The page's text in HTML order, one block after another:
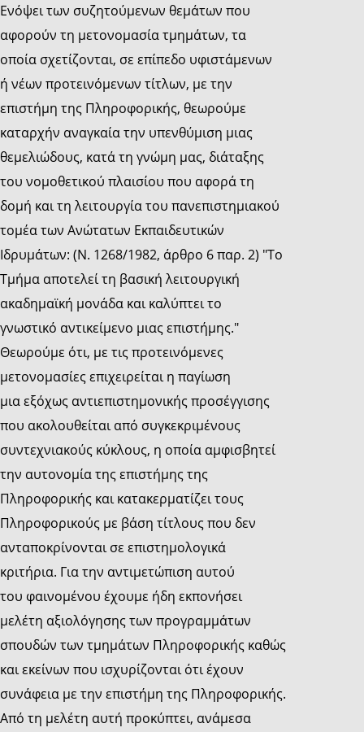
Ενόψει των συζητούμενων θεμάτων που
αφορούν τη μετονομασία τμημάτων, τα
οποία σχετίζονται, σε επίπεδο υφιστάμενων
ή νέων προτεινόμενων τίτλων, με την
επιστήμη της Πληροφορικής, θεωρούμε
καταρχήν αναγκαία την υπενθύμιση μιας
θεμελιώδους, κατά τη γνώμη μας, διάταξης
του νομοθετικού πλαισίου που αφορά τη
δομή και τη λειτουργία του πανεπιστημιακού
τομέα των Ανώτατων Εκπαιδευτικών
Ιδρυμάτων: (Ν. 1268/1982, άρθρο 6 παρ. 2) "Το
Τμήμα αποτελεί τη βασική λειτουργική
ακαδημαϊκή μονάδα και καλύπτει το
γνωστικό αντικείμενο μιας επιστήμης."
Θεωρούμε ότι, με τις προτεινόμενες
μετονομασίες επιχειρείται η παγίωση
μια εξόχως αντιεπιστημονικής προσέγγισης
που ακολουθείται από συγκεκριμένους
συντεχνιακούς κύκλους, η οποία αμφισβητεί
την αυτονομία της επιστήμης της
Πληροφορικής και κατακερματίζει τους
Πληροφορικούς με βάση τίτλους που δεν
ανταποκρίνονται σε επιστημολογικά
κριτήρια. Για την αντιμετώπιση αυτού
του φαινομένου έχουμε ήδη εκπονήσει
μελέτη αξιολόγησης των προγραμμάτων
σπουδών των τμημάτων Πληροφορικής καθώς
και εκείνων που ισχυρίζονται ότι έχουν
συνάφεια με την επιστήμη της Πληροφορικής.
Από τη μελέτη αυτή προκύπτει, ανάμεσα